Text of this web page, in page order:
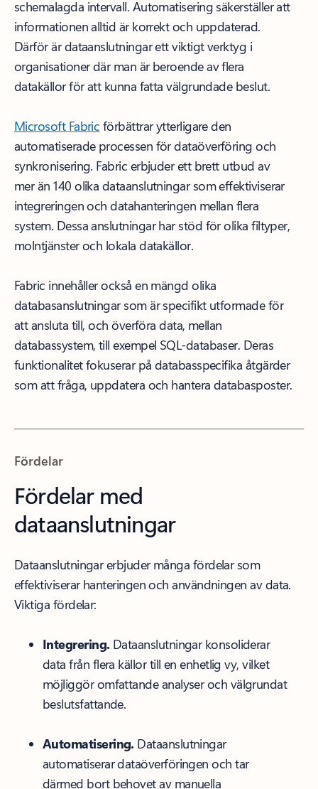
schemalagda intervall. Automatisering säkerställer att
informationen alltid är korrekt och uppdaterad.
Därför är dataanslutningar ett viktigt verktyg i
organisationer där man är beroende av flera
datakällor för att kunna fatta välgrundade beslut.
Microsoft Fabric förbättrar ytterligare den
automatiserade processen för dataöverföring och
synkronisering. Fabric erbjuder ett brett utbud av
mer än 140 olika dataanslutningar som effektiviserar
integreringen och datahanteringen mellan flera
system. Dessa anslutningar har stöd för olika filtyper,
molntjänster och lokala datakällor.
Fabric innehåller också en mängd olika
databasanslutningar som är specifikt utformade för
att ansluta till, och överföra data, mellan
databassystem, till exempel SQL-databaser. Deras
funktionalitet fokuserar på databasspecifika åtgärder
som att fråga, uppdatera och hantera databasposter.
Fördelar
Fördelar med
dataanslutningar
Dataanslutningar erbjuder många fördelar som
effektiviserar hanteringen och användningen av data.
Viktiga fördelar:
Integrering. Dataanslutningar konsoliderar
data från flera källor till en enhetlig vy, vilket
möjliggör omfattande analyser och välgrundat
beslutsfattande.
Automatisering. Dataanslutningar
automatiserar dataöverföringen och tar
därmed bort behovet av manuella